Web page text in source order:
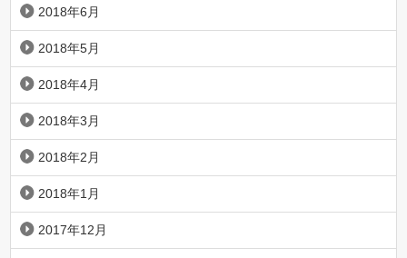
2018年6月
2018年5月
2018年4月
2018年3月
2018年2月
2018年1月
2017年12月